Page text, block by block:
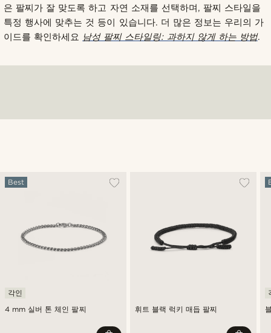
은 팔찌가 잘 맞도록 하고 자연 소재를 선택하며, 팔찌 스타일을
특정 행사에 맞추는 것 등이 있습니다. 더 많은 정보는 우리의 가
이드를 확인하세요 남성 팔찌 스타일링: 과하지 않게 하는 방법.
4 mm 실버 톤 체인 팔찌
Best
각인
휘트 블랙 럭키 매듭 팔찌